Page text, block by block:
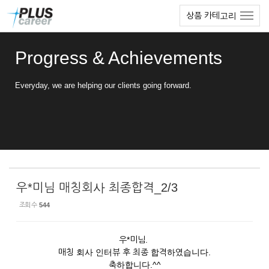
상품 카테고리
Progress & Achievements
Everyday, we are helping our clients going forward.
우*미님 매칭회사 최종합격_2/3
조회 수 544
우*미님.
매칭 회사 인터뷰 후 최종 합격하였습니다.
축하합니다.^^